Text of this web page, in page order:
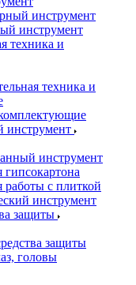
инструмент
инструмент
техника и
техника и
инструмент
инструмент
работы с плиткой
инструмент
защиты
защиты
головы